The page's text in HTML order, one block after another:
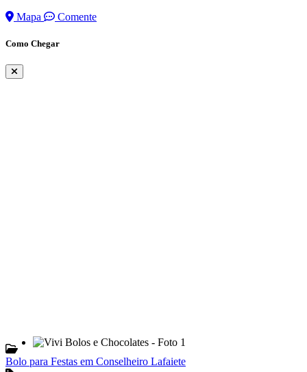
Mapa
Comente
Como Chegar
Bolo para Festas em Conselheiro Lafaiete